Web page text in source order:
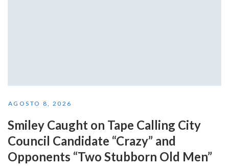
AGOSTO 8, 2026
Smiley Caught on Tape Calling City
Council Candidate “Crazy” and
Opponents “Two Stubborn Old Men”